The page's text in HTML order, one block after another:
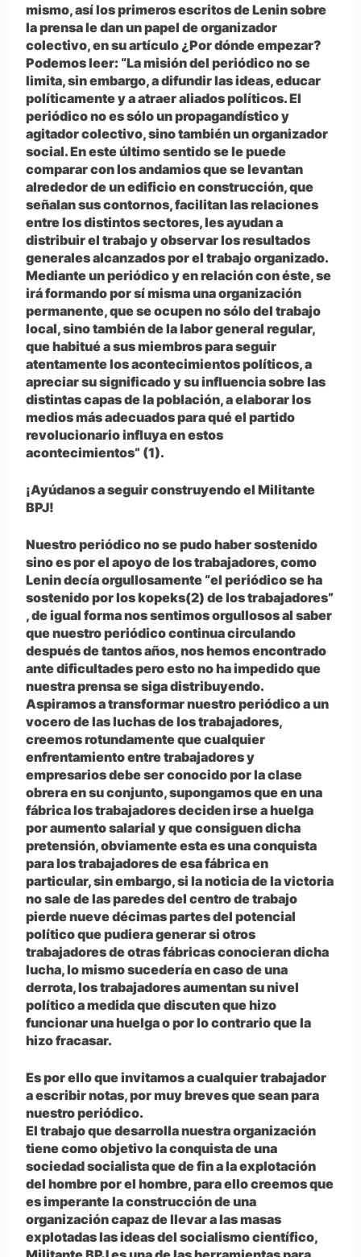
mismo, así los primeros escritos de Lenin sobre
la prensa le dan un papel de organizador
colectivo, en su artículo ¿Por dónde empezar?
Podemos leer: “La misión del periódico no se
limita, sin embargo, a difundir las ideas, educar
políticamente y a atraer aliados políticos. El
periódico no es sólo un propagandístico y
agitador colectivo, sino también un organizador
social. En este último sentido se le puede
comparar con los andamios que se levantan
alrededor de un edificio en construcción, que
señalan sus contornos, facilitan las relaciones
entre los distintos sectores, les ayudan a
distribuir el trabajo y observar los resultados
generales alcanzados por el trabajo organizado.
Mediante un periódico y en relación con éste, se
irá formando por sí misma una organización
permanente, que se ocupen no sólo del trabajo
local, sino también de la labor general regular,
que habitué a sus miembros para seguir
atentamente los acontecimientos políticos, a
apreciar su significado y su influencia sobre las
distintas capas de la población, a elaborar los
medios más adecuados para qué el partido
revolucionario influya en estos
acontecimientos” (1).
¡Ayúdanos a seguir construyendo el Militante
BPJ!
Nuestro periódico no se pudo haber sostenido
sino es por el apoyo de los trabajadores, como
Lenin decía orgullosamente “el periódico se ha
sostenido por los kopeks(2) de los trabajadores”
, de igual forma nos sentimos orgullosos al saber
que nuestro periódico continua circulando
después de tantos años, nos hemos encontrado
ante dificultades pero esto no ha impedido que
nuestra prensa se siga distribuyendo.
Aspiramos a transformar nuestro periódico a un
vocero de las luchas de los trabajadores,
creemos rotundamente que cualquier
enfrentamiento entre trabajadores y
empresarios debe ser conocido por la clase
obrera en su conjunto, supongamos que en una
fábrica los trabajadores deciden irse a huelga
por aumento salarial y que consiguen dicha
pretensión, obviamente esta es una conquista
para los trabajadores de esa fábrica en
particular, sin embargo, si la noticia de la victoria
no sale de las paredes del centro de trabajo
pierde nueve décimas partes del potencial
político que pudiera generar si otros
trabajadores de otras fábricas conocieran dicha
lucha, lo mismo sucedería en caso de una
derrota, los trabajadores aumentan su nivel
político a medida que discuten que hizo
funcionar una huelga o por lo contrario que la
hizo fracasar.
Es por ello que invitamos a cualquier trabajador
a escribir notas, por muy breves que sean para
nuestro periódico.
El trabajo que desarrolla nuestra organización
tiene como objetivo la conquista de una
sociedad socialista que de fin a la explotación
del hombre por el hombre, para ello creemos que
es imperante la construcción de una
organización capaz de llevar a las masas
explotadas las ideas del socialismo científico,